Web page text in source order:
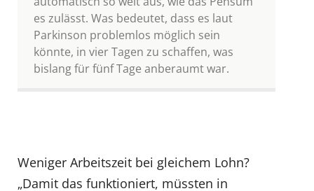
es zulässt. Was bedeutet, dass es laut
Parkinson problemlos möglich sein
könnte, in vier Tagen zu schaffen, was
bislang für fünf Tage anberaumt war.
Weniger Arbeitszeit bei gleichem Lohn?
„Damit das funktioniert, müssten in